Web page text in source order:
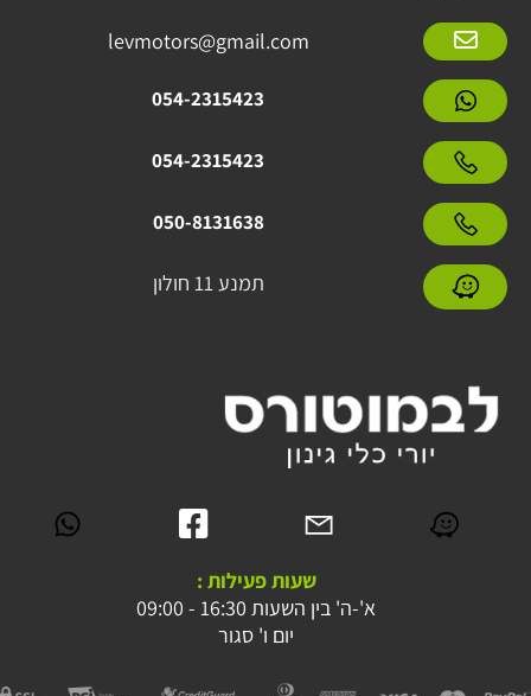
levmotors@gmail.com
054-2315423
054-2315423
050-8131638
תמנע 11 חולון
שעות פעילות :
א'-ה' בין השעות 16:30 - 09:00
יום ו' סגור